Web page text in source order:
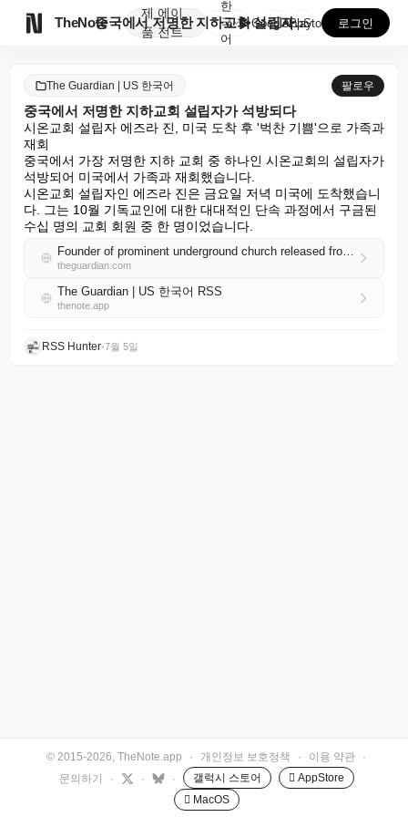
TheNote
제
품
에이
전트
중국에서 저명한 지하교회 설립자가 석방되다
한
국
어
GooglePlay
AppStore 로그인
The Guardian | US 한국어 팔로우
중국에서 저명한 지하교회 설립자가 석방되다
시온교회 설립자 에즈라 진, 미국 도착 후 '벅찬 기쁨'으로 가족과
재회
중국에서 가장 저명한 지하 교회 중 하나인 시온교회의 설립자가
석방되어 미국에서 가족과 재회했습니다.
시온교회 설립자인 에즈라 진은 금요일 저녁 미국에 도착했습니
다. 그는 10월 기독교인에 대한 대대적인 단속 과정에서 구금된
수십 명의 교회 회원 중 한 명이었습니다.
Founder of prominent underground church released from prison in China
theguardian.com
The Guardian | US 한국어 RSS
thenote.app
RSS Hunter•7월 5일
© 2015-2026, TheNote.app · 개인정보 보호정책 · 이용 약관
·
문의하기
· · · 갤럭시 스토어
 AppStore
 MacOS